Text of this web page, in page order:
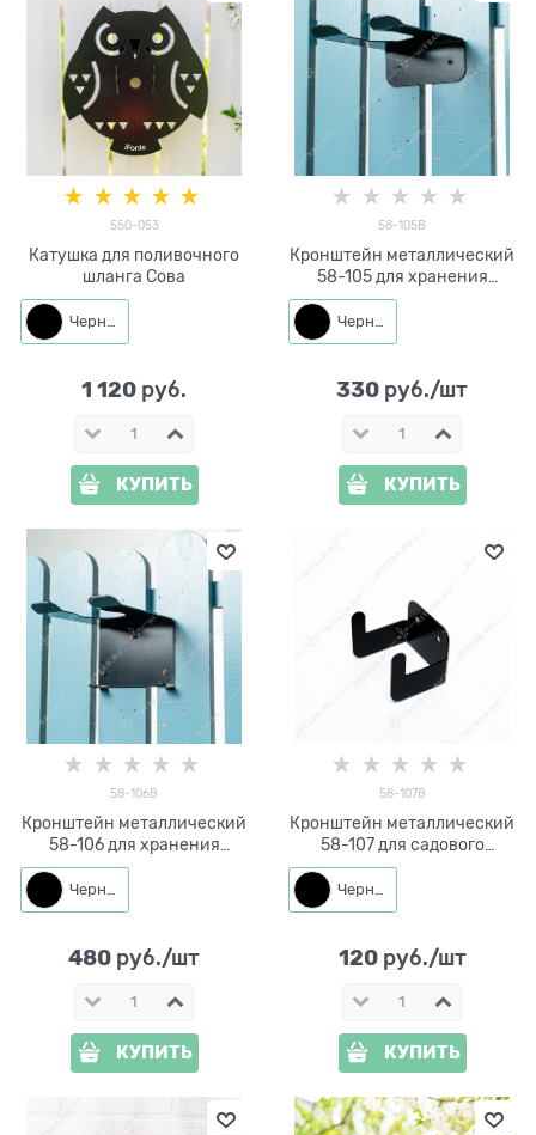
550-053
Катушка для поливочного
шланга Сова
Черный
1 120 руб.
КУПИТЬ
58-105B
Кронштейн металлический
58-105 для хранения
садового инвентаря
Черный
330 руб./шт
КУПИТЬ
58-106B
Кронштейн металлический
58-106 для хранения
садового инвентаря
Черный
480 руб./шт
КУПИТЬ
58-107B
Кронштейн металлический
58-107 для садового
инвентаря
Черный
120 руб./шт
КУПИТЬ